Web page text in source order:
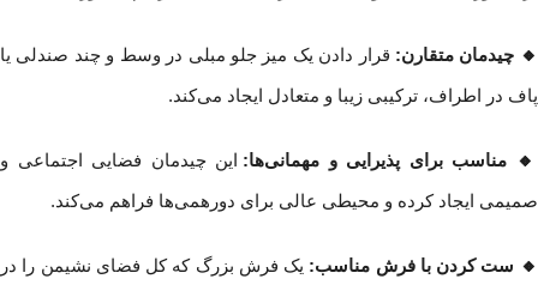
🔸 چیدمان متقارن: قرار دادن یک میز جلو مبلی در وسط و چند صندلی یا
پاف در اطراف، ترکیبی زیبا و متعادل ایجاد می‌کند.
🔸 مناسب برای پذیرایی و مهمانی‌ها: این چیدمان فضایی اجتماعی و
صمیمی ایجاد کرده و محیطی عالی برای دورهمی‌ها فراهم می‌کند.
🔸 ست کردن با فرش مناسب: یک فرش بزرگ که کل فضای نشیمن را در